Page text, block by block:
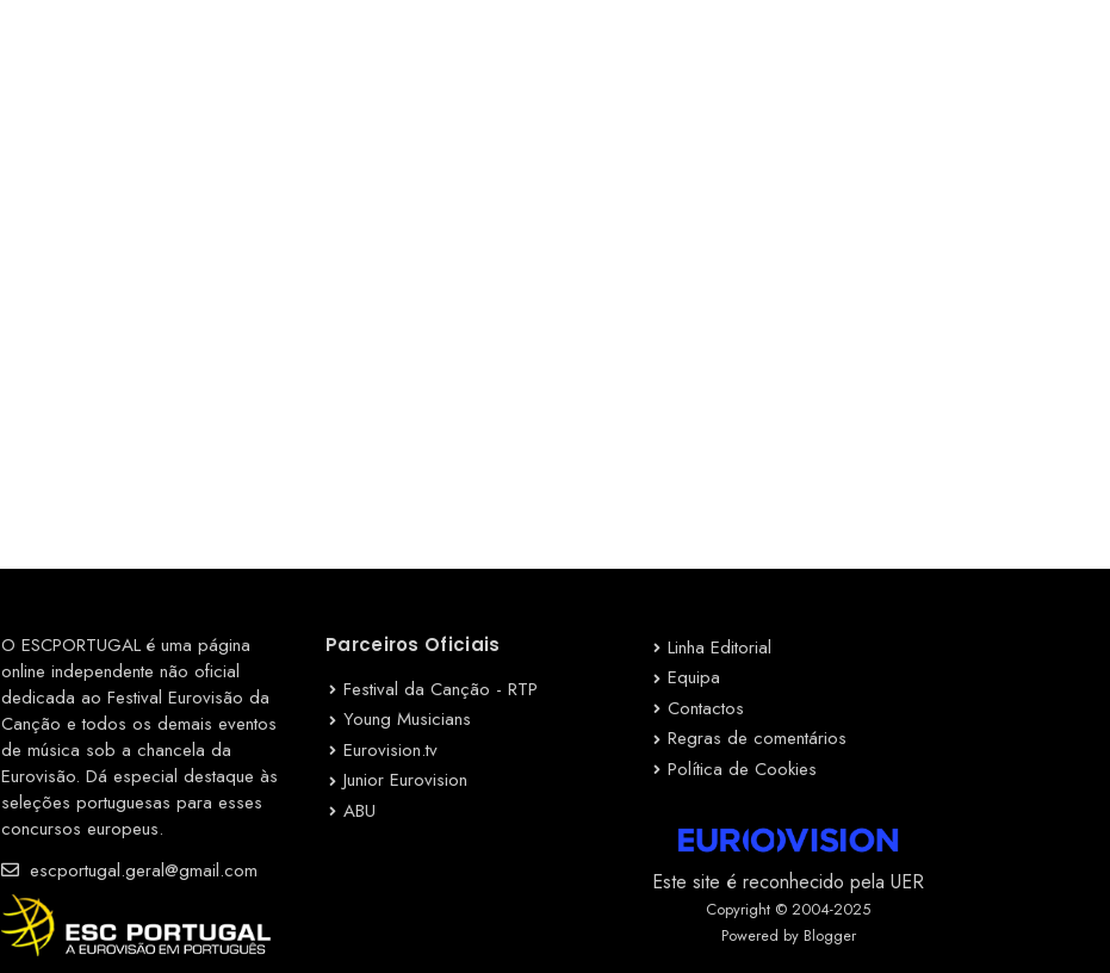
O ESCPORTUGAL é uma página
online independente não oficial
dedicada ao Festival Eurovisão da
Canção e todos os demais eventos
de música sob a chancela da
Eurovisão. Dá especial destaque às
seleções portuguesas para esses
concursos europeus.
escportugal.geral@gmail.com
Parceiros Oficiais
Festival da Canção - RTP
Young Musicians
Eurovision.tv
Junior Eurovision
ABU
Linha Editorial
Equipa
Contactos
Regras de comentários
Política de Cookies
Este site é reconhecido pela UER
Copyright © 2004-2025
Powered by Blogger